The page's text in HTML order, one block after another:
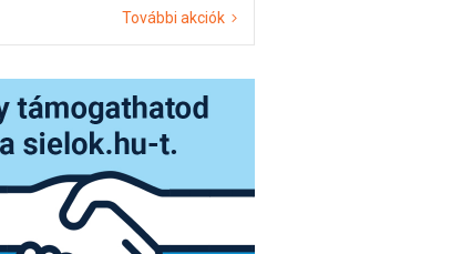
További akciók